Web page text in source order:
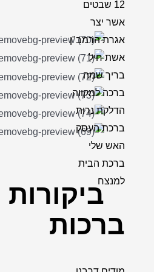
12 שבטים
אשר יצר
אגרת הרמב"ן
אשת חיל
בריך שמה
ברכה למקווה
הדלקת נרות
ברכת העסק
האש שלי
ברכת הבית
למנצח
ברכות
ביקורות